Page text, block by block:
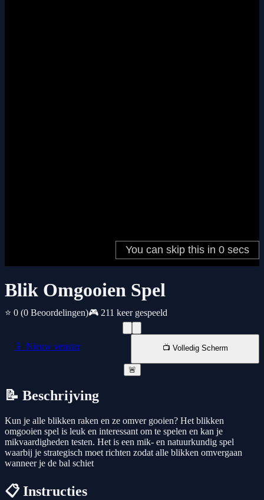
Blik Omgooien Spel
⭐ 0 (0 Beoordelingen)🎮 211 keer gespeeld
📱 Nieuw venster 📺 Volledig Scherm
🚨
📝 Beschrijving
Kun je alle blikken raken en ze omver gooien? Het blikken
omgooien spel is leuk en interessant om te spelen en kan je
mikvaardigheden testen. Het is een mik- en natuurkundig spel
waarbij je strategisch moet richten zodat alle blikken omvergaan
wanneer je de bal schiet
📋 Instructies